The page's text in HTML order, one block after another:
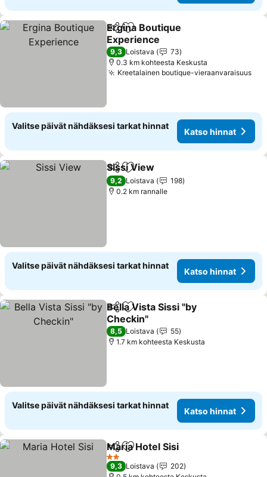
Jaa Lisää suosikkeihin
Ergina Boutique
Experience
9,3 Loistava
73
0.3 km kohteesta Keskusta
Kreetalainen boutique-vieraanvaraisuus
Valitse päivät nähdäksesi tarkat hinnat
Katso hinnat
Jaa Lisää suosikkeihin
Sissi View
9,2 Loistava
198
0.2 km rannalle
Valitse päivät nähdäksesi tarkat hinnat
Katso hinnat
Jaa Lisää suosikkeihin
Bella Vista Sissi "by
Checkin"
8,5 Loistava
55
1.7 km kohteesta Keskusta
Valitse päivät nähdäksesi tarkat hinnat
Katso hinnat
Jaa Lisää suosikkeihin
Maria Hotel Sisi
2 Tähtiluokitus
9,3 Loistava
202